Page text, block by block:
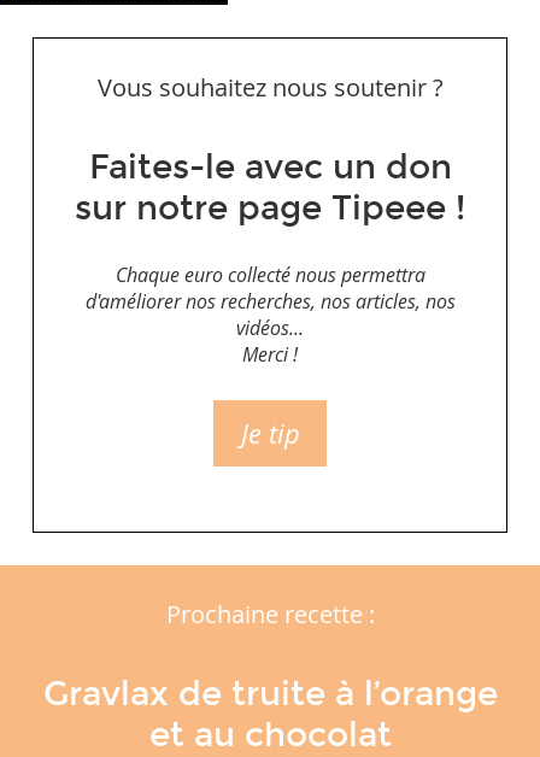
Vous souhaitez nous soutenir ?
Faites-le avec un don
sur notre page Tipeee !
Chaque euro collecté nous permettra
d'améliorer nos recherches, nos articles, nos
vidéos...
Merci !
Je tip
Prochaine recette :
Gravlax de truite à l’orange
et au chocolat